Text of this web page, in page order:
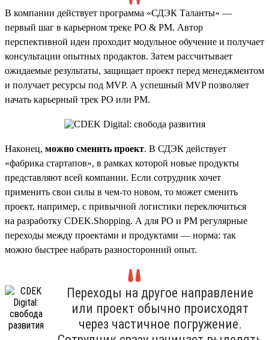
В компании действует программа «СДЭК Таланты» —
первый шаг в карьерном треке PO & PM. Автор
перспективной идеи проходит модульное обучение и получает
консультации опытных продактов. Затем рассчитывает
ожидаемые результаты, защищает проект перед менеджментом
и получает ресурсы под MVP. А успешный MVP позволяет
начать карьерный трек PO или PM.
Наконец, можно сменить проект. В СДЭК действует
«фабрика стартапов», в рамках которой новые продукты
представляют всей компании. Если сотрудник хочет
применить свои силы в чем-то новом, то может сменить
проект, например, с привычной логистики переключиться
на разработку CDEK.Shopping. А для PO и PM регулярные
переходы между проектами и продуктами — норма: так
можно быстрее набрать разносторонний опыт.
Переходы на другое направление
или проект обычно происходят
через частичное погружение.